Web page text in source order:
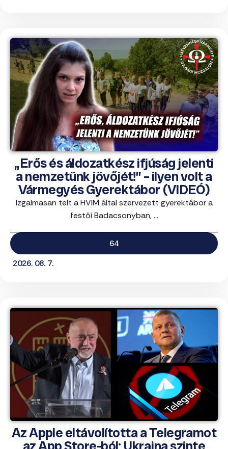
„Erős és áldozatkész ifjúság jelenti
a nemzetünk jövőjét!” – ilyen volt a
Vármegyés Gyerektábor (VIDEÓ)
Izgalmasan telt a HVIM által szervezett gyerektábor a
festői Badacsonyban, ...
64
2026. 08. 7.
Az Apple eltávolította a Telegramot